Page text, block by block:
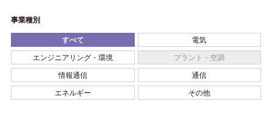
事業種別
すべて 電気
エンジニアリング・環境 プラント・空調
情報通信 通信
エネルギー その他